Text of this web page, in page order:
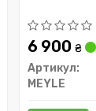
6 900₴
Артикул:
MEYLE